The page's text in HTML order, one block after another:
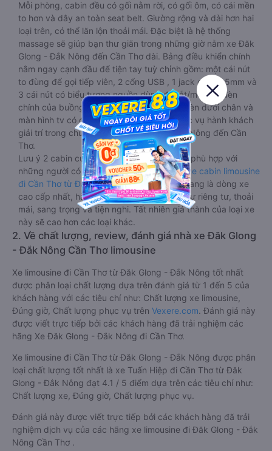
Mỗi phòng, cabin đều có gối nằm rời, có gối ôm, có cái mền
to hơn và dây an toàn seat belt. Giường rộng và dài hơn hai
loại trên, có thể lăn lộn thoải mái. Đặc biệt là hệ thống
massage sẽ giúp bạn thư giãn trong những giờ nằm xe Đăk
Glong - Đắk Nông đến Cần Thơ dài. Bảng điều khiển chính
nằm ngay cạnh đầu để tiện tay tuỳ chỉnh gồm: một cái nút
to đùng để gọi tiếp viên, 2 cổng USB , 1 jack cắm 3.5mm và
3 cái nút có biểu tượng nguồn dùng để tắt/mở dàn đèn
chính của buồng nằm chạy dọc trên đầu, đèn dưới chân và
màn hình tv có đầy đủ phim chuẩn HD phục vụ hành khách
giải trí trong chuyến đi từ Đăk Glong - Đắk Nông đến Cần
Thơ.
Lưu ý 2 cabin cuối thường thiết kế nhỏ hơn phù hợp với
những người có thân hình nhỏ nhắn. Dòngxe cabin limousine
đi Cần Thơ từ Đăk Glong - Đắk Nôngnày đang là dòng xe
cao cấp nhất, hành khách thường chọn vì sự riêng tư, thoải
mái, sang trọng và tiện nghi. Tất nhiên giá thành của loại xe
này sẽ cao hơn các loại khác.
2. Về chất lượng, review, đánh giá nhà xe Đăk Glong
- Đắk Nông Cần Thơ limousine
Xe limousine đi Cần Thơ từ Đăk Glong - Đắk Nông tốt nhất
được phân loại chất lượng dựa trên đánh giá từ 1 đến 5 của
khách hàng với các tiêu chí như: Chất lượng xe limousine,
Đúng giờ, Chất lượng phục vụ trên Vexere.com. Đánh giá này
được viết trực tiếp bởi các khách hàng đã trải nghiệm các
hãng Xe Đăk Glong - Đắk Nông đi Cần Thơ.
Xe limousine đi Cần Thơ từ Đăk Glong - Đắk Nông được phân
loại chất lượng tốt nhất là xe Tuấn Hiệp đi Cần Thơ từ Đăk
Glong - Đắk Nông đạt 4.1 / 5 điểm dựa trên các tiêu chí như:
Chất lượng xe, Đúng giờ, Chất lượng phục vụ.
Đánh giá này được viết trực tiếp bởi các khách hàng đã trải
nghiệm dịch vụ của các hãng xe limousine đi Đăk Glong - Đắk
Nông Cần Thơ .